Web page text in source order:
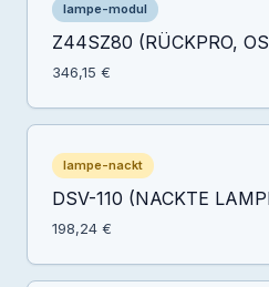
lampe-modul
Z44SZ80 (RÜCKPRO,
346,15 €
lampe-nackt
DSV-110 (NACKTE
198,24 €